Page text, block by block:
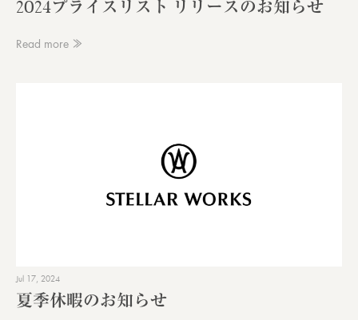
2024プライスリスト リリースのお知らせ
Read more ≫
Jul 17, 2024
夏季休暇のお知らせ